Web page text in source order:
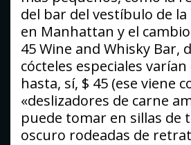
del bar del vestíbulo de
en Manhattan y el
45 Wine and Whisky Bar,
cócteles especiales
hasta, sí, $ 45 (ese viene
«deslizadores de carne
puede tomar en sillas de
oscuro rodeadas de